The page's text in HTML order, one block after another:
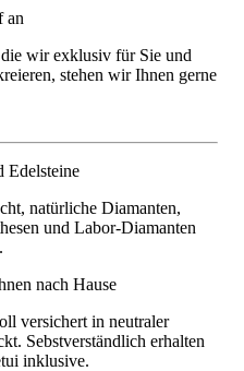
an
wir exklusiv für Sie und
stehen wir Ihnen gerne
Edelsteine
natürliche Diamanten,
und Labor-Diamanten
nach Hause
versichert in neutraler
Sebstverständlich erhalten
inklusive.